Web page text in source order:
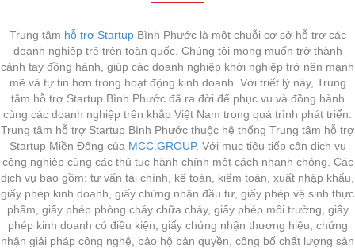
Trung tâm hỗ trợ StartupBình Phước là một chuỗi cơ sở hỗ trợ các
doanh nghiệp trẻ trên toàn quốc. Chúng tôi mong muốn trở thành
cánh tay đồng hành, giúp các doanh nghiệp khởi nghiệp trở nên mạnh
mẽ và tự tin hơn trong hoạt động kinh doanh. Với triết lý này, Trung
tâm hỗ trợ Startup Bình Phước đã ra đời để phục vụ và đồng hành
cùng các doanh nghiệp trên khắp Việt Nam trong quá trình phát triển.
Trung tâm hỗ trợ Startup Bình Phước thuộc hệ thống Trung tâm hỗ trợ
Startup Miền Đông của MCC.GROUP. Với mục tiêu tiếp cận dịch vụ
công nghiệp cùng các thủ tục hành chính một cách nhanh chóng. Các
dịch vụ bao gồm: tư vấn tài chính, kế toán, kiểm toán, xuất nhập khẩu,
giấy phép kinh doanh, giấy chứng nhận đầu tư, giấy phép vệ sinh thực
phẩm, giấy phép phòng cháy chữa cháy, giấy phép môi trường, giấy
phép kinh doanh có điều kiện, giấy chứng nhận thương hiệu, chứng
nhận giải pháp công nghệ, bảo hộ bản quyền, công bố chất lượng sản